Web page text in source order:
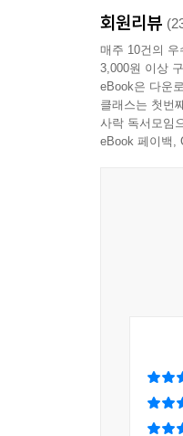
회원리뷰
매주 10건의
3,000원 이상
eBook은 다운
클래스는 첫번
사락 독서모임
eBook 페이백,